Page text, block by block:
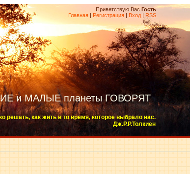
Приветствую Вас Гость
Главная | Регистрация | Вход | RSS
и МАЛЫЕ планеты ГОВОРЯТ
как жить в то время, которое выбрало нас.
Дж.Р.Р.Толкиен